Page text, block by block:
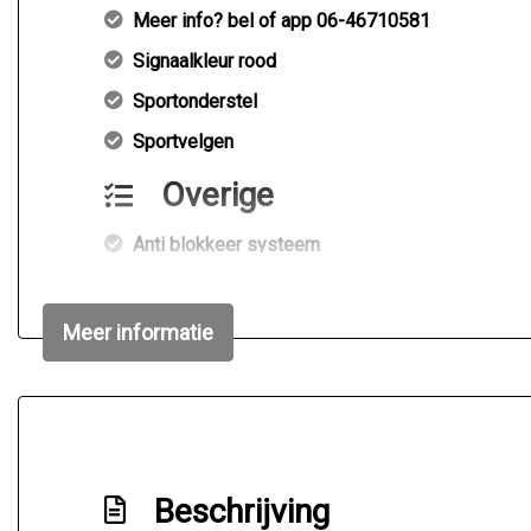
Meer info? bel of app 06-46710581
Signaalkleur rood
Sportonderstel
Sportvelgen
Overige
Anti blokkeer systeem
Bestuurdersairbag
Elektronisch stabiliteits programma
Meer informatie
Beschrijving